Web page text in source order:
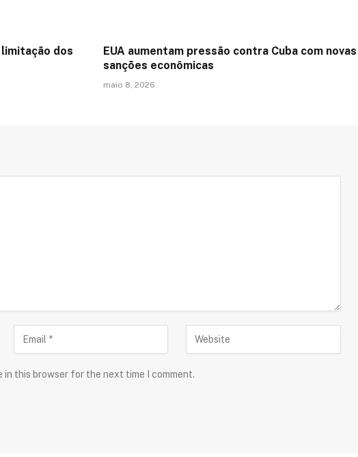
dos
EUA aumentam pressão contra Cuba com novas
sanções econômicas
maio 8, 2026
in this browser for the next time I comment.